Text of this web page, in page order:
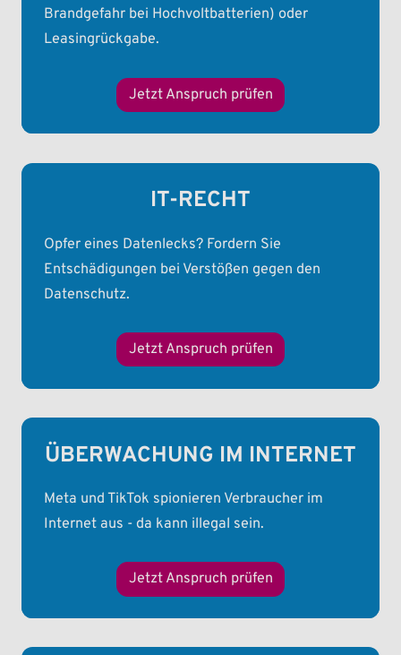
Brandgefahr bei Hochvoltbatterien) oder
Leasingrückgabe.
Jetzt Anspruch prüfen
IT-RECHT
Opfer eines Datenlecks? Fordern Sie
Entschädigungen bei Verstößen gegen den
Datenschutz.
Jetzt Anspruch prüfen
ÜBERWACHUNG IM INTERNET
Meta und TikTok spionieren Verbraucher im
Internet aus - da kann illegal sein.
Jetzt Anspruch prüfen